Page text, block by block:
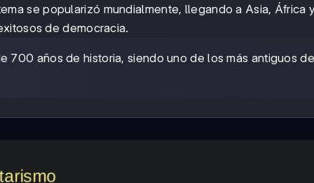
se popularizó mundialmente, llegando a Asia, África
de democracia.
700 años de historia, siendo uno de los más antiguos